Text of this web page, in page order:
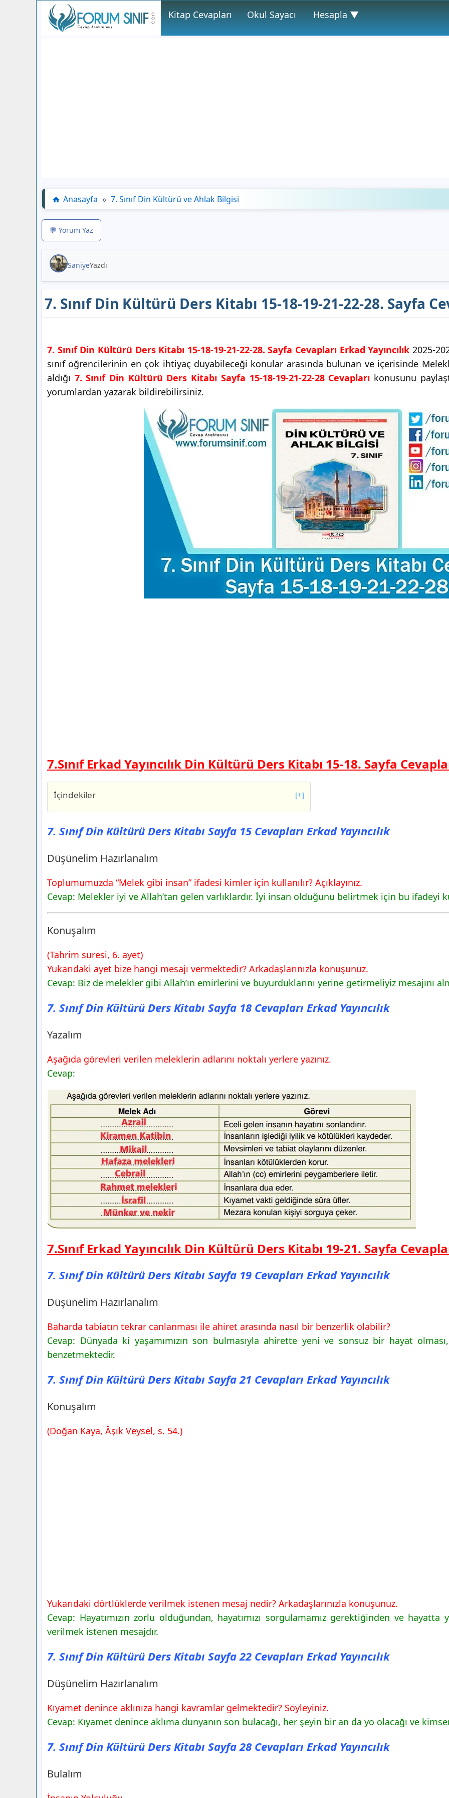
Kitap Cevapları Okul Sayacı Hesapla ▼
Anasayfa » 7. Sınıf Din Kültürü ve Ahlak Bilgisi
💬 Yorum Yaz
SaniyeYazdı
7. Sınıf Din Kültürü Ders Kitabı 15-18-19-21-22-28. Sayfa
7. Sınıf Din Kültürü Ders Kitabı 15-18-19-21-22-28. Sayfa Cevapları Erkad Yayıncılık 2025-
sınıf öğrencilerinin en çok ihtiyaç duyabileceği konular arasında bulunan ve içerisinde
aldığı 7. Sınıf Din Kültürü Ders Kitabı Sayfa 15-18-19-21-22-28 Cevapları konusunu
yorumlardan yazarak bildirebilirsiniz.
7.Sınıf Erkad Yayıncılık Din Kültürü Ders Kitabı 15-18. Sayfa
İçindekiler [+]
7. Sınıf Din Kültürü Ders Kitabı Sayfa 15 Cevapları Erkad
Yayıncılık
Düşünelim Hazırlanalım
Konuşalım
Yayıncılık
Yazalım
Düşünelim Hazırlanalım
7. Sınıf Din Kültürü Ders Kitabı Sayfa 21 Cevapları Erkad
Yayıncılık
Konuşalım
7. Sınıf Din Kültürü Ders Kitabı Sayfa 22 Cevapları Erkad
Yayıncılık
Düşünelim Hazırlanalım
7. Sınıf Din Kültürü Ders Kitabı Sayfa 28 Cevapları Erkad
Bulalım
7. Sınıf Din Kültürü Ders Kitabı Sayfa 15 Cevapları Erkad Yayıncılık
Düşünelim Hazırlanalım
Toplumumuzda “Melek gibi insan” ifadesi kimler için kullanılır? Açıklayınız.
Cevap: Melekler iyi ve Allah’tan gelen varlıklardır. İyi insan olduğunu belirtmek için bu ifadeyi
Konuşalım
(Tahrim suresi, 6. ayet)
Yukarıdaki ayet bize hangi mesajı vermektedir? Arkadaşlarınızla konuşunuz.
Cevap: Biz de melekler gibi Allah’ın emirlerini ve buyurduklarını yerine getirmeliyiz mesajını
7. Sınıf Din Kültürü Ders Kitabı Sayfa 18 Cevapları Erkad Yayıncılık
Yazalım
Aşağıda görevleri verilen meleklerin adlarını noktalı yerlere yazınız.
Cevap:
7.Sınıf Erkad Yayıncılık Din Kültürü Ders Kitabı 19-21. Sayfa
7. Sınıf Din Kültürü Ders Kitabı Sayfa 19 Cevapları Erkad Yayıncılık
Düşünelim Hazırlanalım
Baharda tabiatın tekrar canlanması ile ahiret arasında nasıl bir benzerlik olabilir?
Cevap: Dünyada ki yaşamımızın son bulmasıyla ahirette yeni ve sonsuz bir hayat
benzetmektedir.
7. Sınıf Din Kültürü Ders Kitabı Sayfa 21 Cevapları Erkad Yayıncılık
Konuşalım
(Doğan Kaya, Âşık Veysel, s. 54.)
Yukarıdaki dörtlüklerde verilmek istenen mesaj nedir? Arkadaşlarınızla konuşunuz.
Cevap: Hayatımızın zorlu olduğundan, hayatımızı sorgulamamız gerektiğinden ve hayatta
verilmek istenen mesajdır.
7. Sınıf Din Kültürü Ders Kitabı Sayfa 22 Cevapları Erkad Yayıncılık
Düşünelim Hazırlanalım
Kıyamet denince aklınıza hangi kavramlar gelmektedir? Söyleyiniz.
Cevap: Kıyamet denince aklıma dünyanın son bulacağı, her şeyin bir an da yo olacağı ve
7. Sınıf Din Kültürü Ders Kitabı Sayfa 28 Cevapları Erkad Yayıncılık
Bulalım